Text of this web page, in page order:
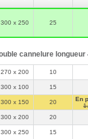
Pour expédier
Poids
site de La Poste.
x 250 25
cannelure longueur
x 200 10
x 100 15
x 150 20
En
x 200 20
x 250 15